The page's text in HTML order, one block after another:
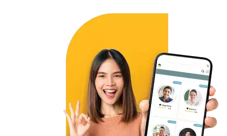
Luhmann, Georg Simmel), den
Rehabiltationswissenschaften und den disability
studies. In meiner Studienzeit habe ich außerdem
Grundkenntnisse in weiteren philosophischen
Fächern und einigen theologischen Fächern
erworben, aus meiner Berufserfahrung als
sozialpädagogischer Trainer und Berater und Lehrer
(Philosophie + Ethik auf Deutsch und Deutsch auf
Französisch) habe ich Zugang zu einigen weiteren
Themen.